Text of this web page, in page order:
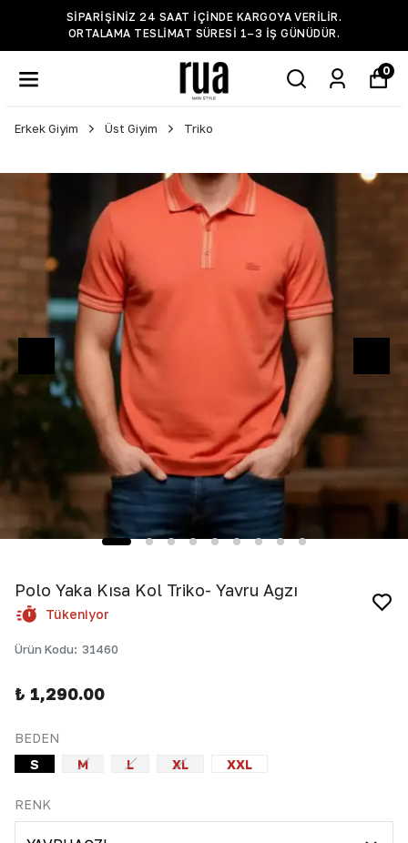
SIPARIŞINIZ 24 SAAT IÇINDE KARGOYA VERILIR.
ORTALAMA TESLIMAT SÜRESI 1–3 IŞ GÜNÜDÜR.
0
Erkek Giyim Üst Giyim Triko
Polo Yaka Kısa Kol Triko- Yavru Ağzı
Tükeniyor
Ürün Kodu: 31460
₺ 1,290.00
BEDEN
S
M L XL XXL
RENK